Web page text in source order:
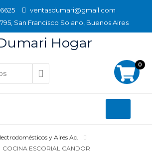
ventasdumari@gmail.com
San Francisco Solano, Buenos Aires
0
y Aires Ac.
COCINA ESCORIAL CANDOR